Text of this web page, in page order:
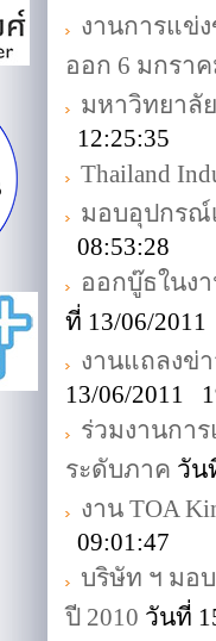
งานการแข่
ออก 6 มกราค
มหาวิทยาลั
12:25:35
Thailand
มอบอุปกรณ์
08:53:28
ออกบู๊ธในง
ที่ 13/06/
งานแถลงข่า
13/06/2011
ร่วมงานกา
ระดับภาค วัน
งาน TOA
09:01:47
บริษัท ฯ มอ
ปี 2010 วันที่